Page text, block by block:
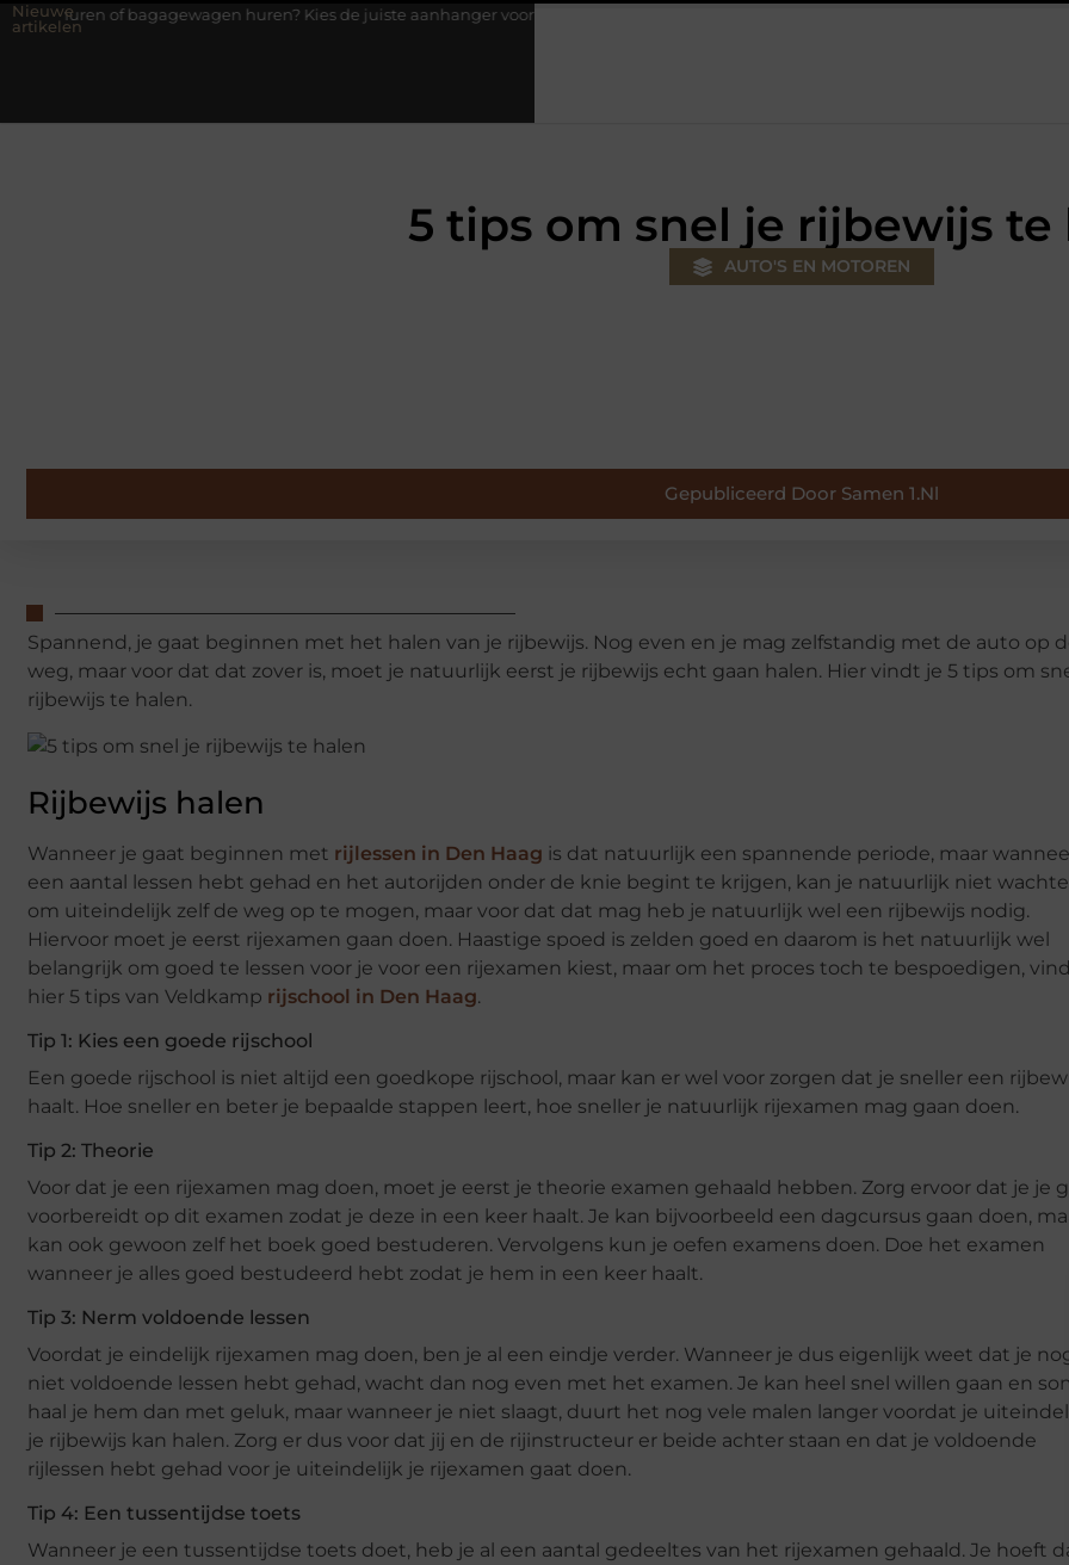
Nieuwe
artikelen
huren? Kies de juiste aanhanger voor jouw klus Autolift of goederenlift kiezen wat past bij jouw gebouw en gebruik
5 tips om snel je rijbewijs te
AUTO'S EN MOTOREN
Gepubliceerd Door Samen 1.nl
Spannend, je gaat beginnen met het halen van je rijbewijs. Nog even en je mag zelfstandig met de auto op
weg, maar voor dat dat zover is, moet je natuurlijk eerst je rijbewijs echt gaan halen. Hier vindt je 5 tips om
rijbewijs te halen.
Rijbewijs halen
Wanneer je gaat beginnen met rijlessen in Den Haag is dat natuurlijk een spannende periode, maar
een aantal lessen hebt gehad en het autorijden onder de knie begint te krijgen, kan je natuurlijk niet
om uiteindelijk zelf de weg op te mogen, maar voor dat dat mag heb je natuurlijk wel een rijbewijs nodig.
Hiervoor moet je eerst rijexamen gaan doen. Haastige spoed is zelden goed en daarom is het natuurlijk wel
belangrijk om goed te lessen voor je voor een rijexamen kiest, maar om het proces toch te bespoedigen,
hier 5 tips van Veldkamp rijschool in Den Haag.
Tip 1: Kies een goede rijschool
Een goede rijschool is niet altijd een goedkope rijschool, maar kan er wel voor zorgen dat je sneller een
haalt. Hoe sneller en beter je bepaalde stappen leert, hoe sneller je natuurlijk rijexamen mag gaan doen.
Tip 2: Theorie
Voor dat je een rijexamen mag doen, moet je eerst je theorie examen gehaald hebben. Zorg ervoor dat je je
voorbereidt op dit examen zodat je deze in een keer haalt. Je kan bijvoorbeeld een dagcursus gaan doen,
kan ook gewoon zelf het boek goed bestuderen. Vervolgens kun je oefen examens doen. Doe het examen
wanneer je alles goed bestudeerd hebt zodat je hem in een keer haalt.
Tip 3: Nerm voldoende lessen
Voordat je eindelijk rijexamen mag doen, ben je al een eindje verder. Wanneer je dus eigenlijk weet dat je
niet voldoende lessen hebt gehad, wacht dan nog even met het examen. Je kan heel snel willen gaan en
haal je hem dan met geluk, maar wanneer je niet slaagt, duurt het nog vele malen langer voordat je
je rijbewijs kan halen. Zorg er dus voor dat jij en de rijinstructeur er beide achter staan en dat je voldoende
rijlessen hebt gehad voor je uiteindelijk je rijexamen gaat doen.
Tip 4: Een tussentijdse toets
Wanneer je een tussentijdse toets doet, heb je al een aantal gedeeltes van het rijexamen gehaald. Je hoeft